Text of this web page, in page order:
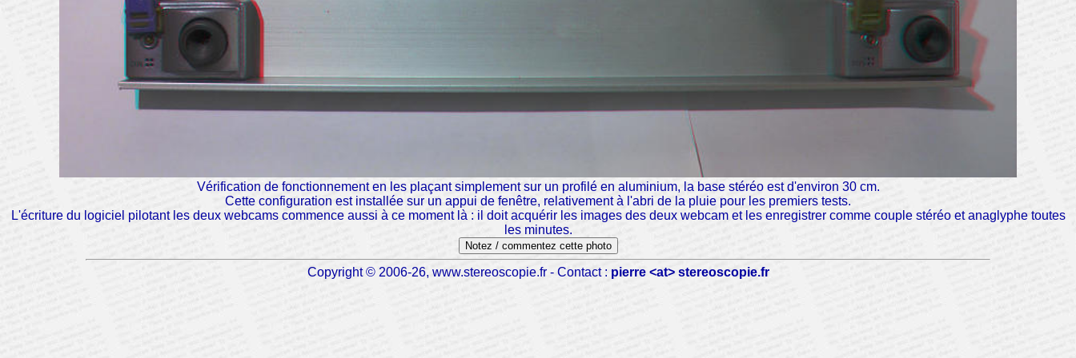
Vérification de fonctionnement en les plaçant simplement sur un profilé en aluminium, la base stéréo est d'environ 30 cm.
Cette configuration est installée sur un appui de fenêtre, relativement à l'abri de la pluie pour les premiers tests.
L'écriture du logiciel pilotant les deux webcams commence aussi à ce moment là : il doit acquérir les images des deux webcam et les enregistrer comme couple stéréo et anaglyphe toutes
les minutes.
Notez / commentez cette photo
Copyright © 2006-26, www.stereoscopie.fr - Contact : pierre <at> stereoscopie.fr